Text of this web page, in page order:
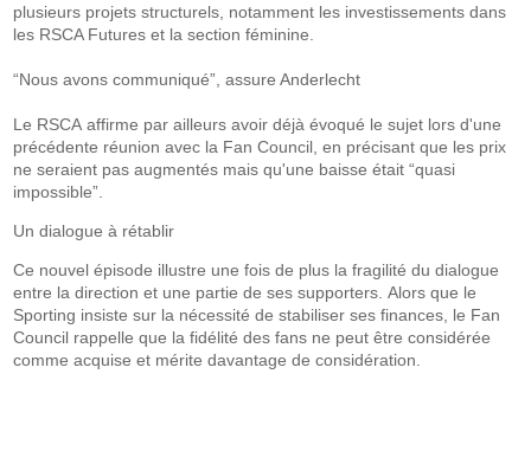
plusieurs projets structurels, notamment les investissements dans
les RSCA Futures et la section féminine.
“Nous avons communiqué”, assure Anderlecht
Le RSCA affirme par ailleurs avoir déjà évoqué le sujet lors d'une
précédente réunion avec la Fan Council, en précisant que les prix
ne seraient pas augmentés mais qu'une baisse était “quasi
impossible”.
Un dialogue à rétablir
Ce nouvel épisode illustre une fois de plus la fragilité du dialogue
entre la direction et une partie de ses supporters. Alors que le
Sporting insiste sur la nécessité de stabiliser ses finances, le Fan
Council rappelle que la fidélité des fans ne peut être considérée
comme acquise et mérite davantage de considération.